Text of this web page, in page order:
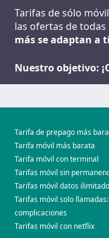
Tarifas de sólo
las ofertas de
más se adaptan a
Nuestro objetivo:
Tarifa de prepago más
Tarifa móvil más barata
Tarifa móvil con terminal
Tarifas móvil sin
Tarifas móvil datos
Tarifas móvil solo
complicaciones
Tarifas móvil con netflix